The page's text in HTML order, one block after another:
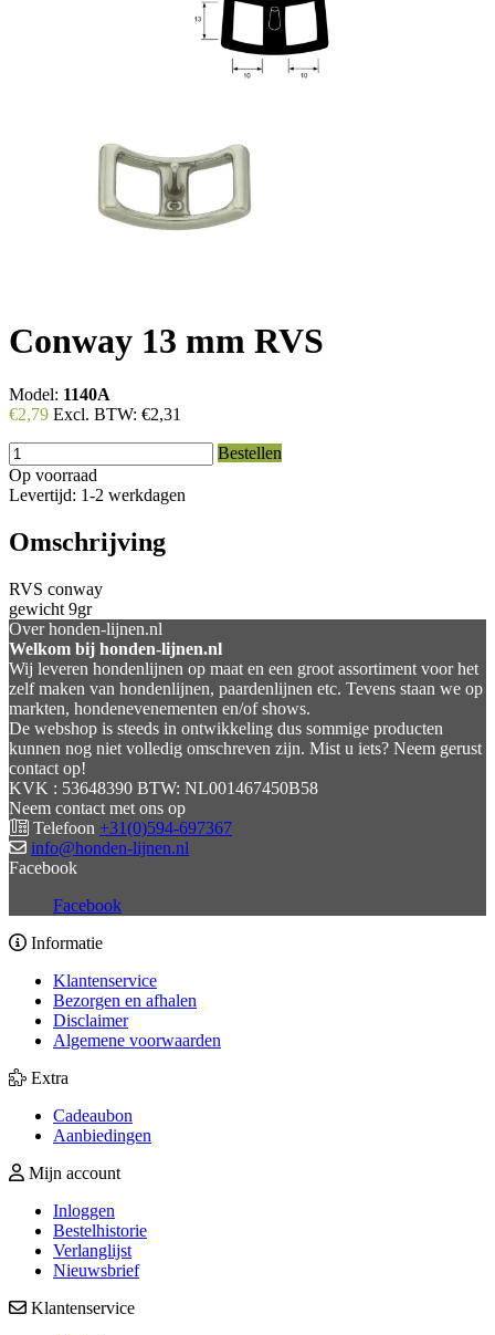
Conway 13 mm RVS
Model: 1140A
€2,79 Excl. BTW: €2,31
Bestellen
Op voorraad
Levertijd: 1-2 werkdagen
Omschrijving
RVS conway
gewicht 9gr
Over honden-lijnen.nl
Welkom bij honden-lijnen.nl
Wij leveren hondenlijnen op maat en een groot assortiment voor het
zelf maken van hondenlijnen, paardenlijnen etc. Tevens staan we op
markten, hondenevenementen en/of shows.
De webshop is steeds in ontwikkeling dus sommige producten
kunnen nog niet volledig omschreven zijn. Mist u iets? Neem gerust
contact op!
KVK : 53648390 BTW: NL001467450B58
Neem contact met ons op
Telefoon +31(0)594-697367
info@honden-lijnen.nl
Facebook
Facebook
Informatie
Klantenservice
Bezorgen en afhalen
Disclaimer
Algemene voorwaarden
Extra
Cadeaubon
Aanbiedingen
Mijn account
Inloggen
Bestelhistorie
Verlanglijst
Nieuwsbrief
Klantenservice